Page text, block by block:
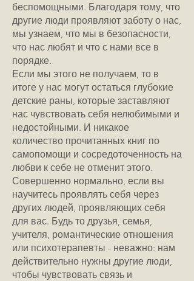
беспомощными. Благодаря тому, что
другие люди проявляют заботу о нас,
мы узнаем, что мы в безопасности,
что нас любят и что с нами все в
порядке.
Если мы этого не получаем, то в
итоге у нас могут остаться глубокие
детские раны, которые заставляют
нас чувствовать себя нелюбимыми и
недостойными. И никакое
количество прочитанных книг по
самопомощи и сосредоточенность на
любви к себе не отменит этого.
Совершенно нормально, если вы
научитесь проявлять себя через
других людей, проявляющих себя
для вас. Будь то друзья, семья,
учителя, романтические отношения
или психотерапевты - неважно: нам
действительно нужны другие люди,
чтобы чувствовать связь и